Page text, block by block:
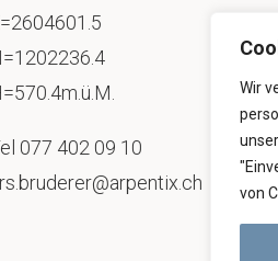
Wir
von
077 402 09 10